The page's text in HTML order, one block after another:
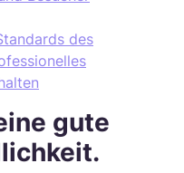
des
gute